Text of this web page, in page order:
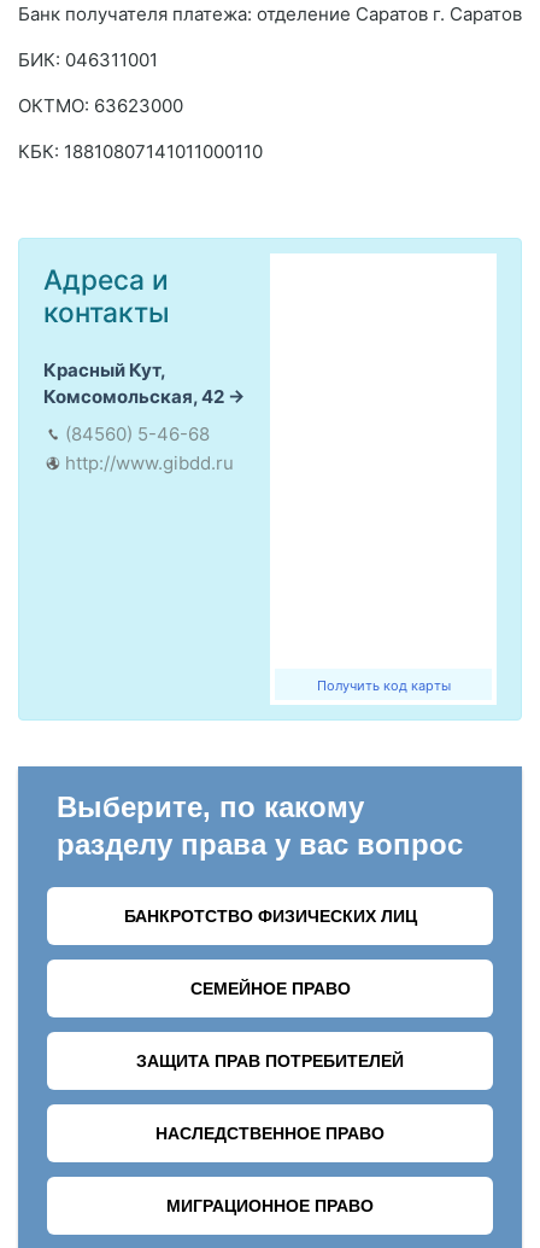
Банк получателя платежа: отделение Саратов г. Саратов
БИК: 046311001
ОКТMО: 63623000
КБК: 18810807141011000110
Получить код карты
Адреса и
контакты
Красный Кут,
Комсомольская, 42
(84560) 5-46-68
http://www.gibdd.ru